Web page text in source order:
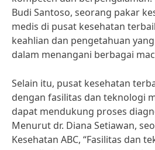
Budi Santoso, seorang pakar
medis di pusat kesehatan
keahlian dan pengetahuan
dalam menangani berbagai
Selain itu, pusat kesehatan
dengan fasilitas dan teknologi
dapat mendukung proses
Menurut dr. Diana Setiawan,
Kesehatan ABC, “Fasilitas dan